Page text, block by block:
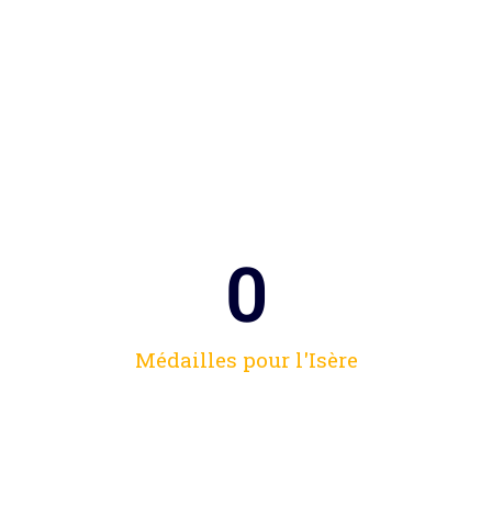
Médailles pour l'Isère
0